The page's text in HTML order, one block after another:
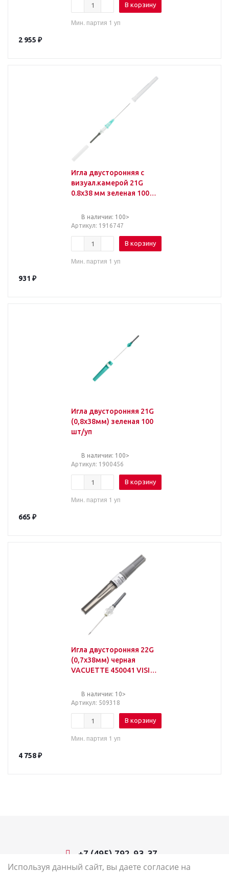
В корзину
Мин. партия 1 уп
2 955 ₽
Игла двусторонняя с
визуал.камерой 21G
0.8х38 мм зеленая 100
В наличии: 100>
Артикул: 1916747
В корзину
Мин. партия 1 уп
931 ₽
Игла двусторонняя 21G
(0,8х38мм) зеленая 100
шт/уп
В наличии: 100>
Артикул: 1900456
В корзину
Мин. партия 1 уп
665 ₽
Игла двусторонняя 22G
(0,7х38мм) черная
VACUETTE 450041 VISIO
В наличии: 10>
Артикул: 509318
В корзину
Мин. партия 1 уп
4 758₽
+7 (495) 792-93-37
Используя данный сайт, вы даете согласие на